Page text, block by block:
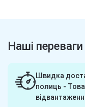
Наші переваги
Швидка
полиць -